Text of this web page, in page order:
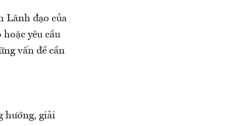
Lãnh đạo của
yêu cầu
vấn đề cần
hướng, giải